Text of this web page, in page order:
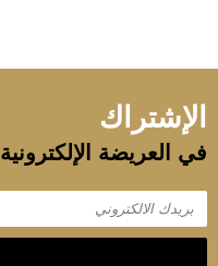
الإشتراك
في العريضة الإلكترونية